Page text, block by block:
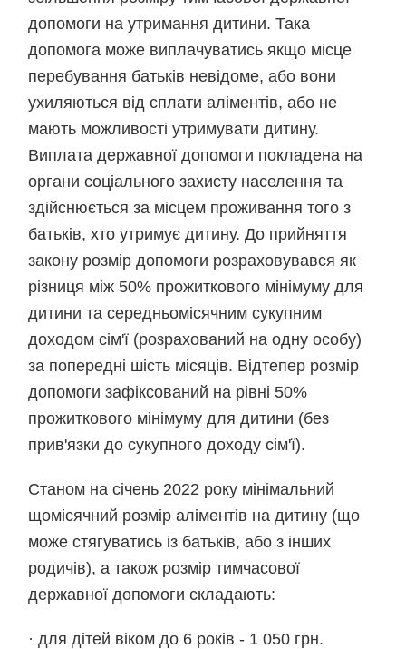
допомоги на утримання дитини. Така
допомога може виплачуватись якщо місце
перебування батьків невідоме, або вони
ухиляються від сплати аліментів, або не
мають можливості утримувати дитину.
Виплата державної допомоги покладена на
органи соціального захисту населення та
здійснюється за місцем проживання того з
батьків, хто утримує дитину. До прийняття
закону розмір допомоги розраховувався як
різниця між 50% прожиткового мінімуму для
дитини та середньомісячним сукупним
доходом сім'ї (розрахований на одну особу)
за попередні шість місяців. Відтепер розмір
допомоги зафіксований на рівні 50%
прожиткового мінімуму для дитини (без
прив'язки до сукупного доходу сім'ї).
Станом на січень 2022 року мінімальний
щомісячний розмір аліментів на дитину (що
може стягуватись із батьків, або з інших
родичів), а також розмір тимчасової
державної допомоги складають:
· для дітей віком до 6 років - 1 050 грн.